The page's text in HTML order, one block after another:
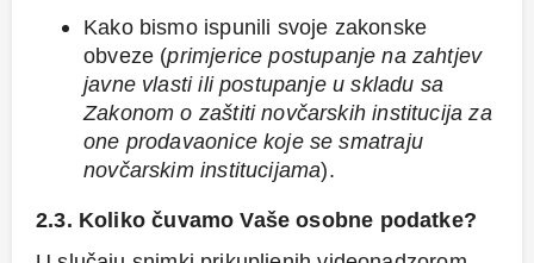
Kako bismo ispunili svoje zakonske
obveze (primjerice postupanje na zahtjev
javne vlasti ili postupanje u skladu sa
Zakonom o zaštiti novčarskih institucija za
one prodavaonice koje se smatraju
novčarskim institucijama).
2.3. Koliko čuvamo Vaše osobne podatke?